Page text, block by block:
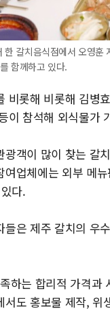
갈치음식점에서 오영훈
함께하고 있다.
비롯해 비롯해 김병
이 참석해 외식물가
객이 많이 찾는 갈
업체에는 외부 메
다.
은 제주 갈치의 우
하는 합리적 가격
도 홍보물 제작,